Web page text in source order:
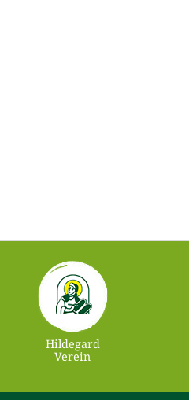
Hildegard
Verein